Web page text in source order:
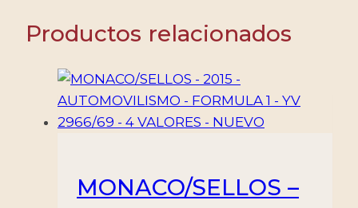
3900
BLOQUE
MINT
Productos relacionados
MONACO/SELLOS –